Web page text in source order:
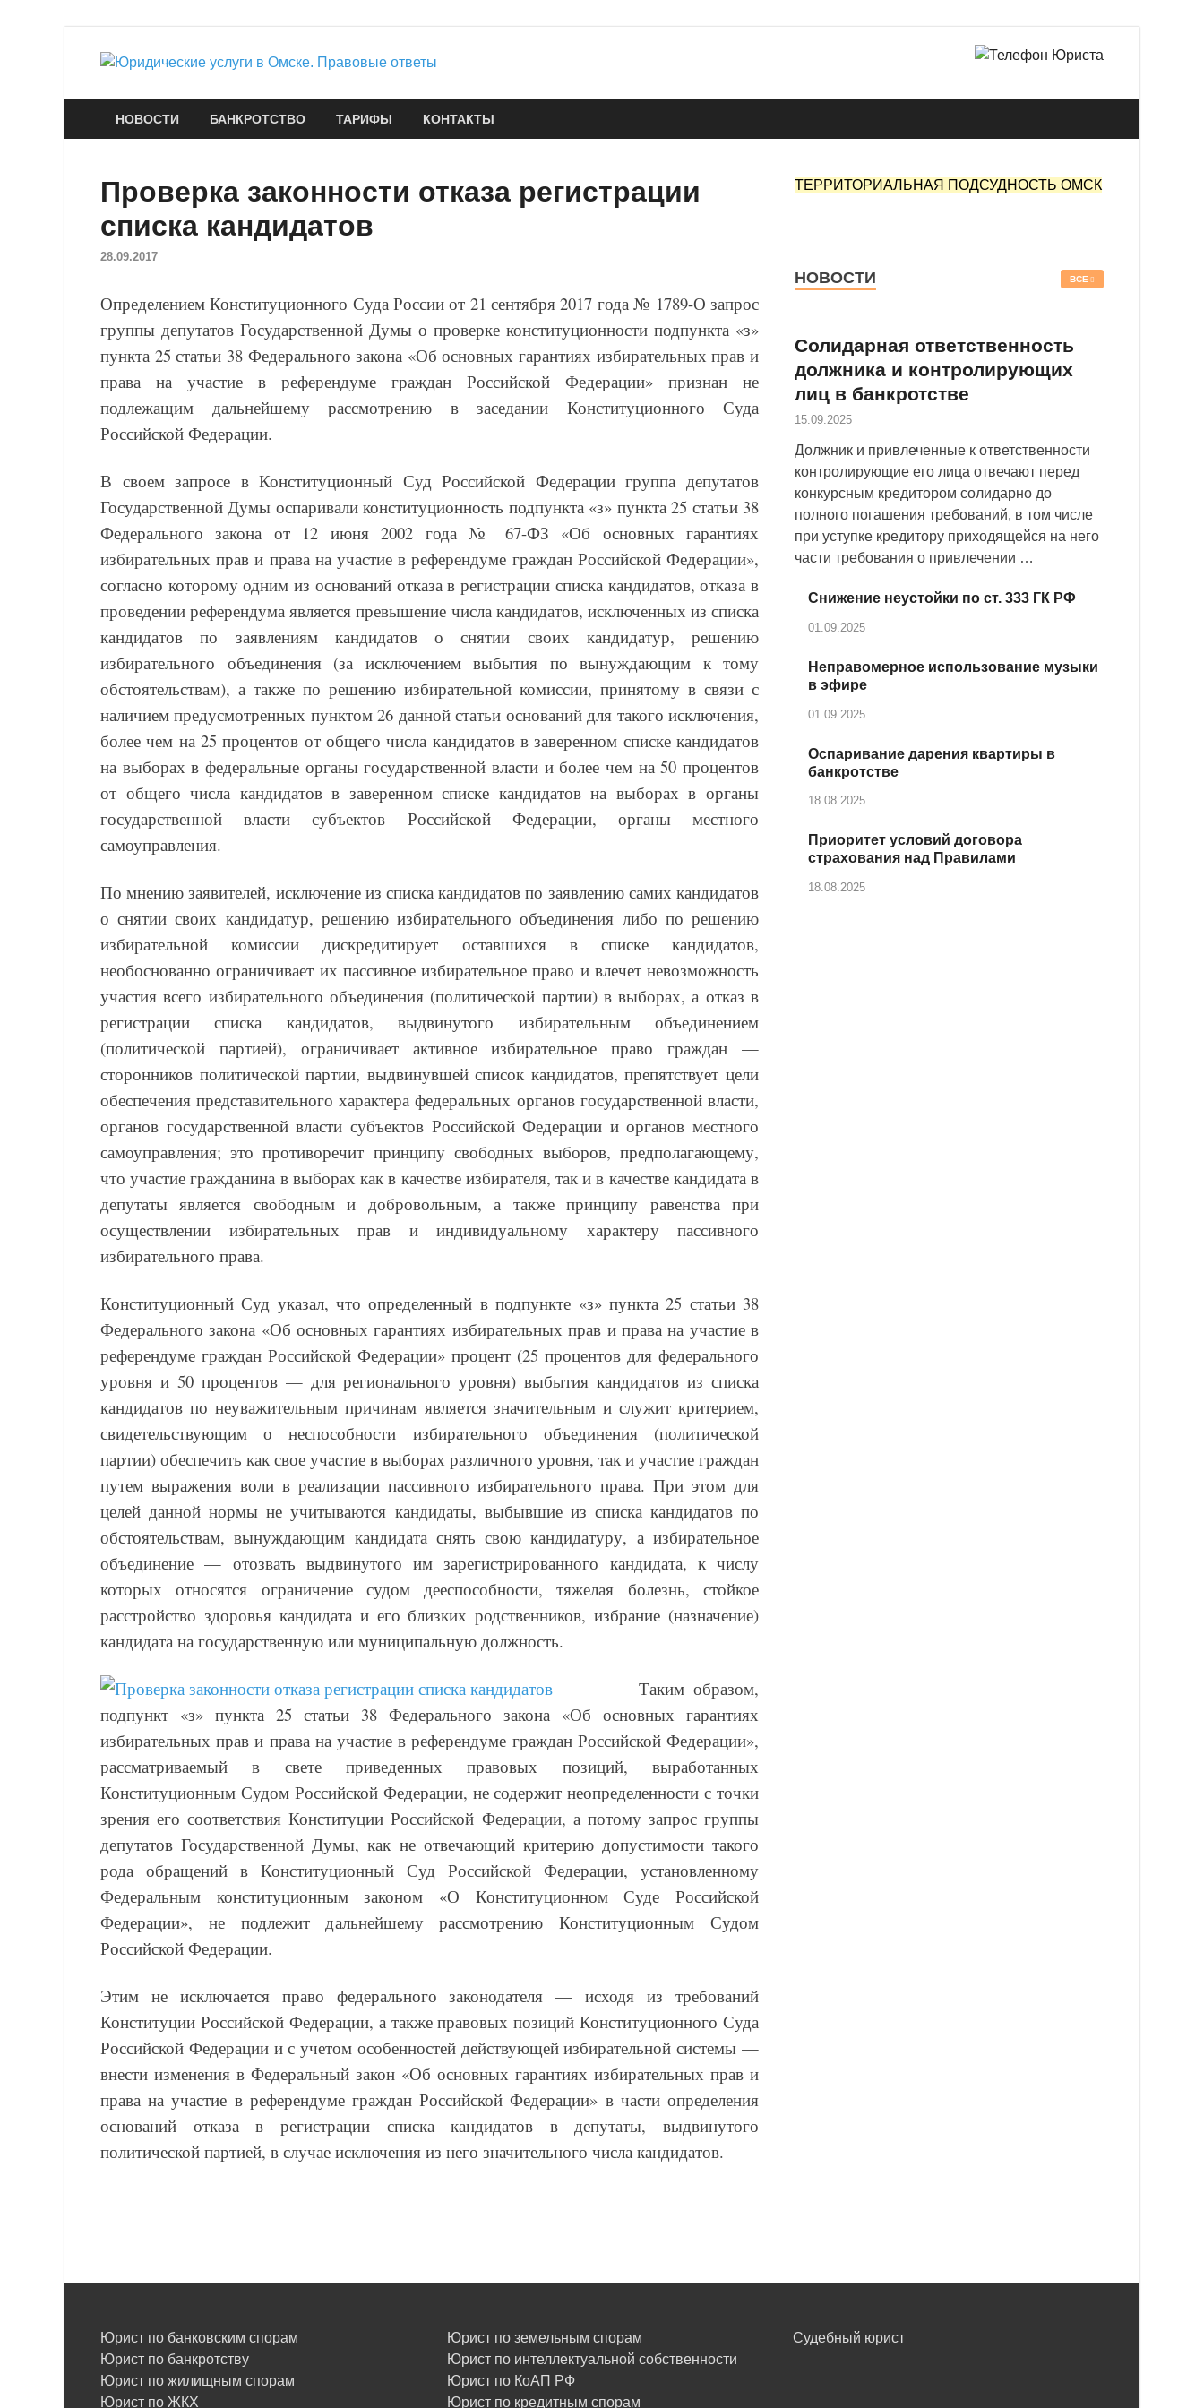
Юридические услуги в Омске.
Правовые ответы
НОВОСТИ БАНКРОТСТВО ТАРИФЫ КОНТАКТЫ
Проверка законности отказа регистрации
списка кандидатов
28.09.2017
Определением Конституционного Суда России от 21 сентября 2017 года № 1789-О запрос
группы депутатов Государственной Думы о проверке конституционности подпункта «з»
пункта 25 статьи 38 Федерального закона «Об основных гарантиях избирательных прав и
права на участие в референдуме граждан Российской Федерации» признан не
подлежащим дальнейшему рассмотрению в заседании Конституционного Суда
Российской Федерации.
В своем запросе в Конституционный Суд Российской Федерации группа депутатов
Государственной Думы оспаривали конституционность подпункта «з» пункта 25 статьи 38
Федерального закона от 12 июня 2002 года № 67-ФЗ «Об основных гарантиях
избирательных прав и права на участие в референдуме граждан Российской Федерации»,
согласно которому одним из оснований отказа в регистрации списка кандидатов, отказа в
проведении референдума является превышение числа кандидатов, исключенных из списка
кандидатов по заявлениям кандидатов о снятии своих кандидатур, решению
избирательного объединения (за исключением выбытия по вынуждающим к тому
обстоятельствам), а также по решению избирательной комиссии, принятому в связи с
наличием предусмотренных пунктом 26 данной статьи оснований для такого исключения,
более чем на 25 процентов от общего числа кандидатов в заверенном списке кандидатов
на выборах в федеральные органы государственной власти и более чем на 50 процентов
от общего числа кандидатов в заверенном списке кандидатов на выборах в органы
государственной власти субъектов Российской Федерации, органы местного
самоуправления.
По мнению заявителей, исключение из списка кандидатов по заявлению самих кандидатов
о снятии своих кандидатур, решению избирательного объединения либо по решению
избирательной комиссии дискредитирует оставшихся в списке кандидатов,
необоснованно ограничивает их пассивное избирательное право и влечет невозможность
участия всего избирательного объединения (политической партии) в выборах, а отказ в
регистрации списка кандидатов, выдвинутого избирательным объединением
(политической партией), ограничивает активное избирательное право граждан —
сторонников политической партии, выдвинувшей список кандидатов, препятствует цели
обеспечения представительного характера федеральных органов государственной власти,
органов государственной власти субъектов Российской Федерации и органов местного
самоуправления; это противоречит принципу свободных выборов, предполагающему,
что участие гражданина в выборах как в качестве избирателя, так и в качестве кандидата в
депутаты является свободным и добровольным, а также принципу равенства при
осуществлении избирательных прав и индивидуальному характеру пассивного
избирательного права.
Конституционный Суд указал, что определенный в подпункте «з» пункта 25 статьи 38
Федерального закона «Об основных гарантиях избирательных прав и права на участие в
референдуме граждан Российской Федерации» процент (25 процентов для федерального
уровня и 50 процентов — для регионального уровня) выбытия кандидатов из списка
кандидатов по неуважительным причинам является значительным и служит критерием,
свидетельствующим о неспособности избирательного объединения (политической
партии) обеспечить как свое участие в выборах различного уровня, так и участие граждан
путем выражения воли в реализации пассивного избирательного права. При этом для
целей данной нормы не учитываются кандидаты, выбывшие из списка кандидатов по
обстоятельствам, вынуждающим кандидата снять свою кандидатуру, а избирательное
объединение — отозвать выдвинутого им зарегистрированного кандидата, к числу
которых относятся ограничение судом дееспособности, тяжелая болезнь, стойкое
расстройство здоровья кандидата и его близких родственников, избрание (назначение)
кандидата на государственную или муниципальную должность.
Таким образом,
подпункт «з» пункта 25 статьи 38 Федерального закона «Об основных гарантиях
избирательных прав и права на участие в референдуме граждан Российской Федерации»,
рассматриваемый в свете приведенных правовых позиций, выработанных
Конституционным Судом Российской Федерации, не содержит неопределенности с точки
зрения его соответствия Конституции Российской Федерации, а потому запрос группы
депутатов Государственной Думы, как не отвечающий критерию допустимости такого
рода обращений в Конституционный Суд Российской Федерации, установленному
Федеральным конституционным законом «О Конституционном Суде Российской
Федерации», не подлежит дальнейшему рассмотрению Конституционным Судом
Российской Федерации.
Этим не исключается право федерального законодателя — исходя из требований
Конституции Российской Федерации, а также правовых позиций Конституционного Суда
Российской Федерации и с учетом особенностей действующей избирательной системы —
внести изменения в Федеральный закон «Об основных гарантиях избирательных прав и
права на участие в референдуме граждан Российской Федерации» в части определения
оснований отказа в регистрации списка кандидатов в депутаты, выдвинутого
политической партией, в случае исключения из него значительного числа кандидатов.
ТЕРРИТОРИАЛЬНАЯ ПОДСУДНОСТЬ ОМСК
НОВОСТИ ВСЕ
Солидарная ответственность
должника и контролирующих
лиц в банкротстве
15.09.2025
Должник и привлеченные к ответственности
контролирующие его лица отвечают перед
конкурсным кредитором солидарно до
полного погашения требований, в том числе
при уступке кредитору приходящейся на него
части требования о привлечении …
Снижение неустойки по ст. 333 ГК РФ
01.09.2025
Неправомерное использование музыки
в эфире
01.09.2025
Оспаривание дарения квартиры в
банкротстве
18.08.2025
Приоритет условий договора
страхования над Правилами
18.08.2025
Юрист по банковским спорам
Юрист по банкротству
Юрист по жилищным спорам
Юрист по ЖКХ
Юрист по земельным спорам
Юрист по интеллектуальной собственности
Юрист по КоАП РФ
Юрист по кредитным спорам
Судебный юрист